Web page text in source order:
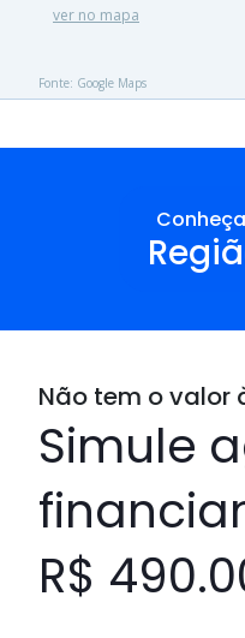
ver no mapa
Fonte: Google Maps
Não tem o valor
Simule
R$